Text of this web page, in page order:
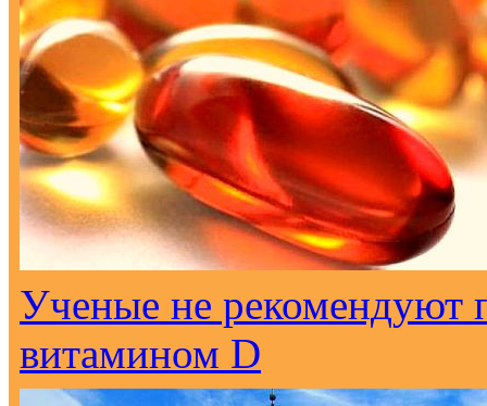
Ученые не рекомендуют
витамином D